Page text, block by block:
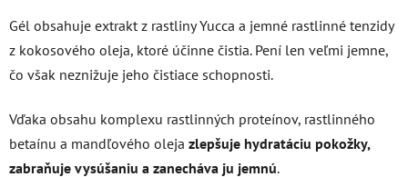
Gél obsahuje extrakt z rastliny Yucca a jemné rastlinné tenzidy
z kokosového oleja, ktoré účinne čistia. Pení len veľmi jemne,
čo však neznižuje jeho čistiace schopnosti.
Vďaka obsahu komplexu rastlinných proteínov, rastlinného
betaínu a mandľového oleja zlepšuje hydratáciu pokožky,
zabraňuje vysúšaniu a zanecháva ju jemnú.